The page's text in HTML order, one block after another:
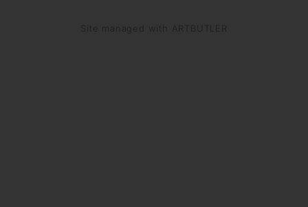
Site managed with ARTBUTLER